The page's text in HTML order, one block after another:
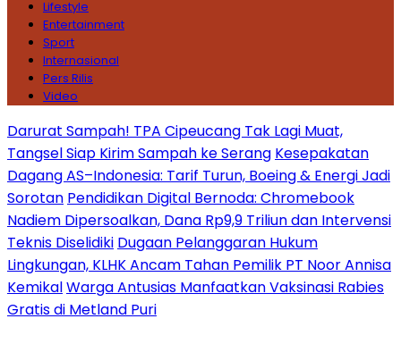
Lifestyle
Entertainment
Sport
Internasional
Pers Rilis
Video
Darurat Sampah! TPA Cipeucang Tak Lagi Muat,
Tangsel Siap Kirim Sampah ke Serang Kesepakatan
Dagang AS–Indonesia: Tarif Turun, Boeing & Energi Jadi
Sorotan Pendidikan Digital Bernoda: Chromebook
Nadiem Dipersoalkan, Dana Rp9,9 Triliun dan Intervensi
Teknis Diselidiki Dugaan Pelanggaran Hukum
Lingkungan, KLHK Ancam Tahan Pemilik PT Noor Annisa
KemikalWarga Antusias Manfaatkan Vaksinasi Rabies
Gratis di Metland Puri